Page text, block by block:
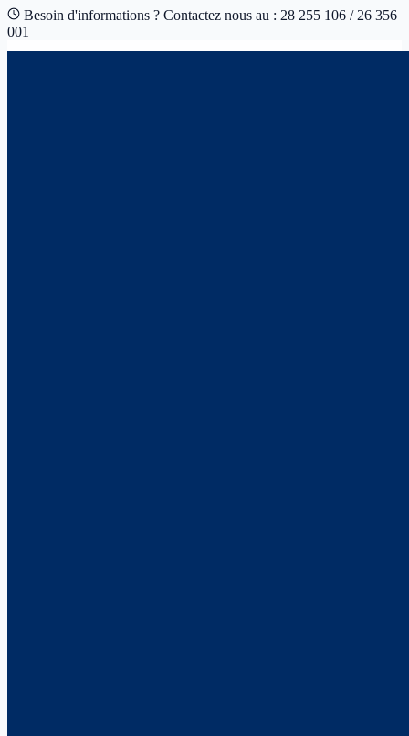
Besoin d'informations ? Contactez nous au : 28 255 106 / 26 356
001